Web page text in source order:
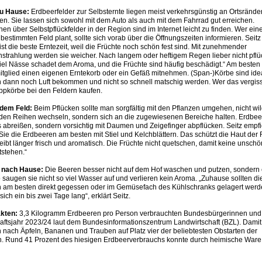
Hause: Erdbeerfelder zur Selbsternte liegen meist verkehrsgünstig an
Sie lassen sich sowohl mit dem Auto als auch mit dem Fahrrad gut erreichen.
über Selbstpflückfelder in der Region sind im Internet leicht zu finden. Wer
Feld plant, sollte sich vorab über die Öffnungszeiten informieren.
die beste Erntezeit, weil die Früchte noch schön fest sind. Mit zunehmender
werden sie weicher. Nach langem oder heftigem Regen lieber nicht
Nässe schadet dem Aroma, und die Früchte sind häufig beschädigt.“ Am
einen eigenen Erntekorb oder ein Gefäß mitnehmen. (Span-)Körbe sind
dann noch Luft bekommen und nicht so schnell matschig werden. Wer das
bei den Feldern kaufen.
Feld: Beim Pflücken sollte man sorgfältig mit den Pflanzen umgehen, nicht
Reihen wechseln, sondern sich an die zugewiesenen Bereiche halten.
abreißen, sondern vorsichtig mit Daumen und Zeigefinger abpflücken. Seitz
die Erdbeeren am besten mit Stiel und Kelchblättern. Das schützt die Haut der
länger frisch und aromatisch. Die Früchte nicht quetschen, damit keine
Hause: Die Beeren besser nicht auf dem Hof waschen und putzen, sondern
saugen sie nicht so viel Wasser auf und verlieren kein Aroma. „Zuhause sollten
am besten direkt gegessen oder im Gemüsefach des Kühlschranks gelagert
ein bis zwei Tage lang“, erklärt Seitz.
3,3 Kilogramm Erdbeeren pro Person verbrauchten Bundesbürgerinnen
2023/24 laut dem Bundesinformationszentrum Landwirtschaft (BZL).
nach Äpfeln, Bananen und Trauben auf Platz vier der beliebtesten Obstarten der
Rund 41 Prozent des hiesigen Erdbeerverbrauchs konnte durch heimische